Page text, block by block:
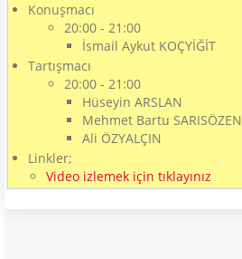
Konuşmacı
20:00 - 21:00
İsmail Aykut KOÇYİĞİT
Tartışmacı
20:00 - 21:00
Hüseyin ARSLAN
Mehmet Bartu SARISÖZEN
Ali ÖZYALÇIN
Linkler;
Video izlemek için tıklayınız